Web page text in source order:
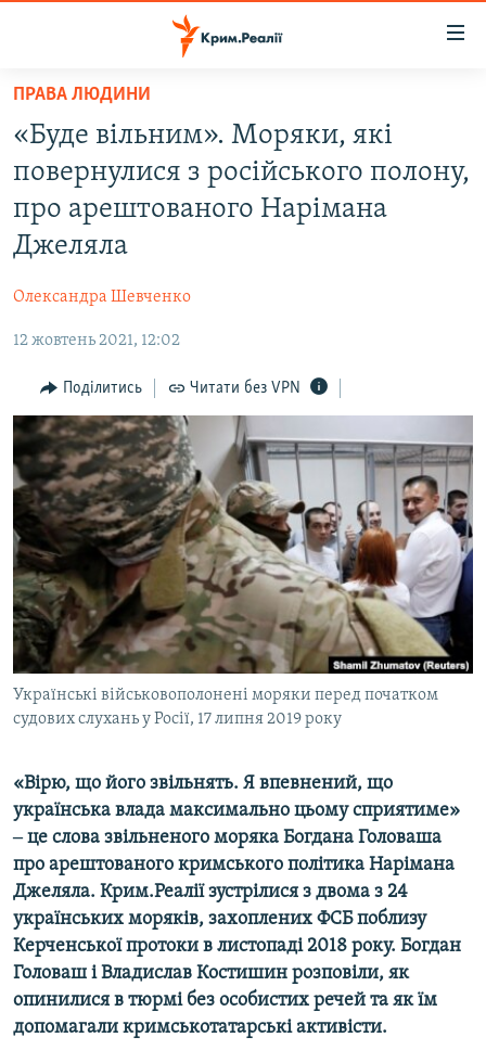
Перейти
основного
матеріалу
Перейти
до
основної
Перейти
до
ВОДА.КРИМ
ВІДЕО ТА ФОТО
ПОЛІТИКА
ПОГЛЯД
ІНТЕРВ'Ю
ВСЕ ЗА ДЕНЬ
СПЕЦПРОЕКТИ
ДЕПОРТАЦІЯ
ВІДЕОУРОКИ «ELIFBE»
СВІДЧЕННЯ ОКУПАЦІЇ
УКРАЇНСЬКА ПРОБЛЕМА КРИМУ
ІНФОГРАФІКА
ЯК ОБІЙТИ БЛОКУВАННЯ
Русский
Qırımtatar
ДОЛУЧАЙСЯ!
Усі сайти RFE/RL
ПРАВА ЛЮДИНИ
«Буде вільним». Моряки, які
повернулися з російського полону,
про арештованого Нарімана
Джеляла
Олександра Шевченко
12 жовтень 2021, 12:02
Поділитись Читати без VPN
Українські військовополонені моряки перед початком
судових слухань у Росії, 17 липня 2019 року
«Вірю, що його звільнять. Я впевнений, що
українська влада максимально цьому сприятиме»
‒ це слова звільненого моряка Богдана Головаша
про арештованого кримського політика Нарімана
Джеляла. Крим.Реалії зустрілися з двома з 24
українських моряків, захоплених ФСБ поблизу
Керченської протоки в листопаді 2018 року. Богдан
Головаш і Владислав Костишин розповіли, як
опинилися в тюрмі без особистих речей та як їм
допомагали кримськотатарські активісти.